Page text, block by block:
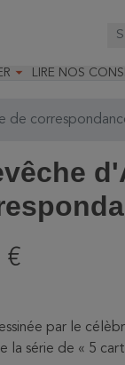
 LIRE NOS
Installer un
de
€
par le
la série de « 5